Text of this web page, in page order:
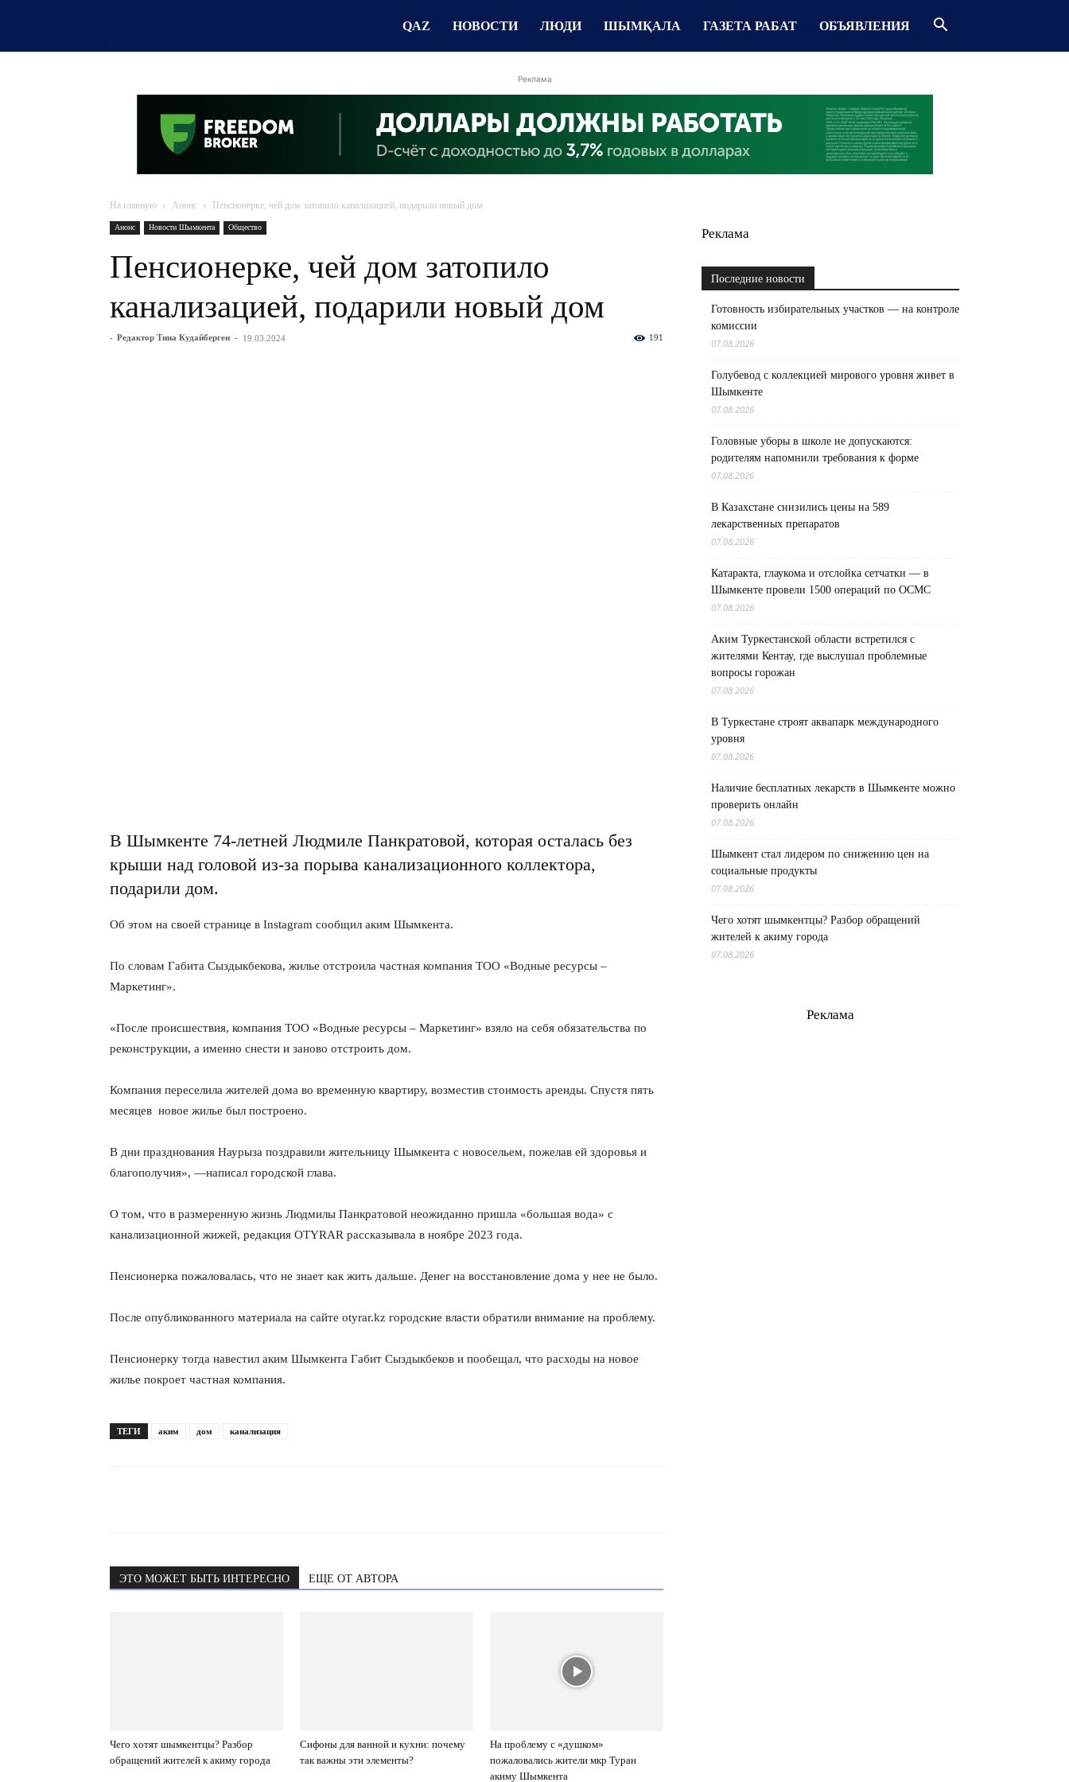
QAZ НОВОСТИ ЛЮДИ ШЫМҚАЛА ГАЗЕТА РАБАТ ОБЪЯВЛЕНИЯ
Реклама
На главную Анонс Пенсионерке, чей дом затопило канализацией, подарили новый дом
Анонс Новости Шымкента Общество
Пенсионерке, чей дом затопило
канализацией, подарили новый дом
- Редактор Тина Кудайберген - 19.03.2024 191
В Шымкенте 74-летней Людмиле Панкратовой, которая осталась без
крыши над головой из-за порыва канализационного коллектора,
подарили дом.
Об этом на своей странице в Instagram сообщил аким Шымкента.
По словам Габита Сыздыкбекова, жилье отстроила частная компания ТОО «Водные ресурсы –
Маркетинг».
«После происшествия, компания ТОО «Водные ресурсы – Маркетинг» взяло на себя обязательства по
реконструкции, а именно снести и заново отстроить дом.
Компания переселила жителей дома во временную квартиру, возместив стоимость аренды. Спустя пять
месяцев новое жилье был построено.
В дни празднования Наурыза поздравили жительницу Шымкента с новосельем, пожелав ей здоровья и
благополучия», —написал городской глава.
О том, что в размеренную жизнь Людмилы Панкратовой неожиданно пришла «большая вода» с
канализационной жижей, редакция OTYRAR рассказывала в ноябре 2023 года.
Пенсионерка пожаловалась, что не знает как жить дальше. Денег на восстановление дома у нее не было.
После опубликованного материала на сайте otyrar.kz городские власти обратили внимание на проблему.
Пенсионерку тогда навестил аким Шымкента Габит Сыздыкбеков и пообещал, что расходы на новое
жилье покроет частная компания.
ТЕГИ аким дом канализация
ЭТО МОЖЕТ БЫТЬ ИНТЕРЕСНО ЕЩЕ ОТ АВТОРА
Чего хотят шымкентцы? Разбор
обращений жителей к акиму города
Сифоны для ванной и кухни: почему
так важны эти элементы?
На проблему с «душком»
пожаловались жители мкр Туран
акиму Шымкента
Реклама
Последние новости
Готовность избирательных участков — на контроле
комиссии
07.08.2026
Голубевод с коллекцией мирового уровня живет в
Шымкенте
07.08.2026
Головные уборы в школе не допускаются:
родителям напомнили требования к форме
07.08.2026
В Казахстане снизились цены на 589
лекарственных препаратов
07.08.2026
Катаракта, глаукома и отслойка сетчатки — в
Шымкенте провели 1500 операций по ОСМС
07.08.2026
Аким Туркестанской области встретился с
жителями Кентау, где выслушал проблемные
вопросы горожан
07.08.2026
В Туркестане строят аквапарк международного
уровня
07.08.2026
Наличие бесплатных лекарств в Шымкенте можно
проверить онлайн
07.08.2026
Шымкент стал лидером по снижению цен на
социальные продукты
07.08.2026
Чего хотят шымкентцы? Разбор обращений
жителей к акиму города
07.08.2026
Реклама